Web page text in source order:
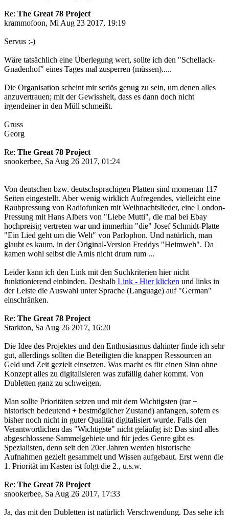
Re: The Great 78 Project
krammofoon, Mi Aug 23 2017, 19:19
Servus :-)
Wäre tatsächlich eine Überlegung wert, sollte ich den "Schellack-
Gnadenhof" eines Tages mal zusperren (müssen).....
Die Organisation scheint mir seriös genug zu sein, um denen alles
anzuvertrauen; mit der Gewissheit, dass es dann doch nicht
irgendeiner in den Müll schmeißt.
Gruss
Georg
Re: The Great 78 Project
snookerbee, Sa Aug 26 2017, 01:24
Von deutschen bzw. deutschsprachigen Platten sind momenan 117
Seiten eingestellt. Aber wenig wirklich Aufregendes, vielleicht eine
Raubpressung von Radiofunken mit Weihnachtslieder, eine London-
Pressung mit Hans Albers von "Liebe Mutti", die mal bei Ebay
hochpreisig vertreten war und immerhin "die" Josef Schmidt-Platte
"Ein Lied geht um die Welt" von Parlophon. Und natürlich, man
glaubt es kaum, in der Original-Version Freddys "Heimweh". Da
kamen wohl selbst die Amis nicht drum rum ...
Leider kann ich den Link mit den Suchkriterien hier nicht
funktionierend einbinden. Deshalb Link - Hier klicken und links in
der Leiste die Auswahl unter Sprache (Language) auf "German"
einschränken.
Re: The Great 78 Project
Starkton, Sa Aug 26 2017, 16:20
Die Idee des Projektes und den Enthusiasmus dahinter finde ich sehr
gut, allerdings sollten die Beteiligten die knappen Ressourcen an
Geld und Zeit gezielt einsetzen. Was macht es für einen Sinn ohne
Konzept alles zu digitalisieren was zufällig daher kommt. Von
Dubletten ganz zu schweigen.
Man sollte Prioritäten setzen und mit dem Wichtigsten (rar +
historisch bedeutend + bestmöglicher Zustand) anfangen, sofern es
bisher noch nicht in guter Qualität digitalisiert wurde. Falls den
Verantwortlichen das "Wichtigste" nicht geläufig ist: Das sind alles
abgeschlossene Sammelgebiete und für jedes Genre gibt es
Spezialisten, denn seit den 20er Jahren werden historische
Aufnahmen gezielt gesammelt und Wissen aufgebaut. Erst wenn die
1. Priorität im Kasten ist folgt die 2., u.s.w.
Re: The Great 78 Project
snookerbee, Sa Aug 26 2017, 17:33
Ja, das mit den Dubletten ist natürlich Verschwendung. Das sehe ich